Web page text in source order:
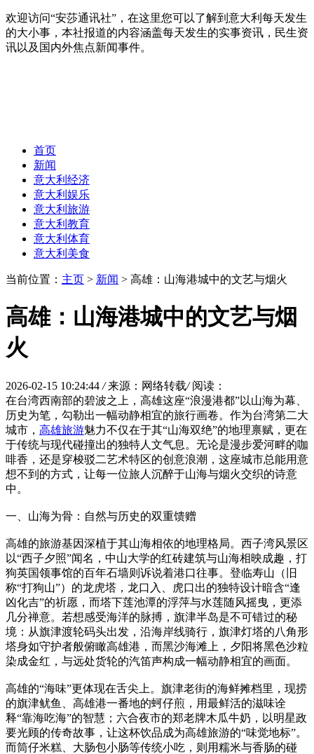
欢迎访问“安莎通讯社”，在这里您可以了解到意大利每天发生
的大小事，本社报道的内容涵盖每天发生的实事资讯，民生资
讯以及国内外焦点新闻事件。
首页
新闻
意大利经济
意大利娱乐
意大利旅游
意大利教育
意大利体育
意大利美食
当前位置： 主页 > 新闻 > 高雄：山海港城中的文艺与烟火
高雄：山海港城中的文艺与烟
火
2026-02-15 10:24:44 / 来源：网络转载/ 阅读：
在台湾西南部的碧波之上，高雄这座“浪漫港都”以山海为幕、
历史为笔，勾勒出一幅动静相宜的旅行画卷。作为台湾第二大
城市， 高雄旅游魅力不仅在于其“山海双绝”的地理禀赋，更在
于传统与现代碰撞出的独特人文气息。无论是漫步爱河畔的咖
啡香，还是穿梭驳二艺术特区的创意浪潮，这座城市总能用意
想不到的方式，让每一位旅人沉醉于山海与烟火交织的诗意
中。
一、山海为骨：自然与历史的双重馈赠
高雄的旅游基因深植于其山海相依的地理格局。西子湾风景区
以“西子夕照”闻名，中山大学的红砖建筑与山海相映成趣，打
狗英国领事馆的百年石墙则诉说着港口往事。登临寿山（旧
称“打狗山”）的龙虎塔，龙口入、虎口出的独特设计暗含“逢
凶化吉”的祈愿，而塔下莲池潭的浮萍与水莲随风摇曳，更添
几分禅意。若想感受海洋的脉搏，旗津半岛是不可错过的秘
境：从旗津渡轮码头出发，沿海岸线骑行，旗津灯塔的八角形
塔身如守护者般俯瞰高雄港，而黑沙海滩上，夕阳将黑色沙粒
染成金红，与远处货轮的汽笛声构成一幅动静相宜的画面。
高雄的“海味”更体现在舌尖上。旗津老街的海鲜摊档里，现捞
的旗津鱿鱼、高雄港一番地的蚵仔煎，用最鲜活的滋味诠
释“靠海吃海”的智慧；六合夜市的郑老牌木瓜牛奶，以明星政
要光顾的传奇故事，让这杯饮品成为高雄旅游的“味觉地标”。
而筒仔米糕、大肠包小肠等传统小吃，则用糯米与香肠的碰